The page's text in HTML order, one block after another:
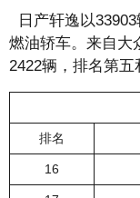
日产轩逸以
燃油轿车。来自大
2422辆，排名第五
排名
16